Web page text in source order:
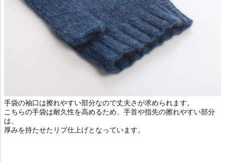
手袋の袖口は擦れやすい部分なので丈夫さが求められます。
こちらの手袋は耐久性を高めるため、手首や指先の擦れやすい部分
は、
厚みを持たせたリブ仕上げとなっています。